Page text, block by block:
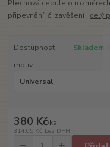
Plechová cedule o
připevnění, či zavěšení . celý
Dostupnost
Skladem 9
motiv
380 Kč/ks
314,05 Kč bez DPH